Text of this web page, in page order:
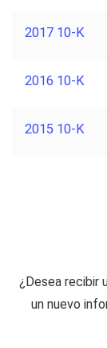
2017 10-K
2016 10-K
2015 10-K
¿Desea recibir
un nuevo